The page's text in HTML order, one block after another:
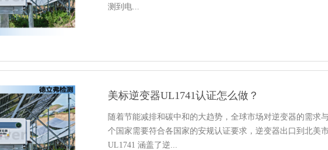
测到电...
美标逆变器UL1741认证怎么做？
随着节能减排和碳中和的大趋势，全球市场对逆变器的需求
个国家需要符合各国家的安规认证要求，逆变器出口到北美
UL1741 涵盖了逆...